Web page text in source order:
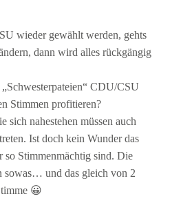
wieder gewählt werden, gehts
dann wird alles rückgängig
CDU/CSU
Stimmen profitieren?
sich nahestehen müssen auch
Ist doch kein Wunder das
Stimmenmächtig sind. Die
sowas… und das gleich von 2
😀